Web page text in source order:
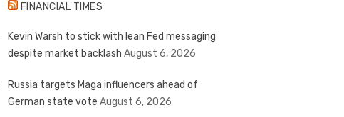
FINANCIAL TIMES
Kevin Warsh to stick with lean Fed messaging
despite market backlash August 6, 2026
Russia targets Maga influencers ahead of
German state vote August 6, 2026